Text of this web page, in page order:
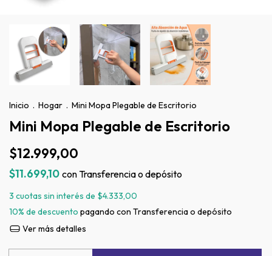
Inicio . Hogar . Mini Mopa Plegable de Escritorio
Mini Mopa Plegable de Escritorio
$12.999,00
$11.699,10 conTransferencia o depósito
3 cuotas sin interés de $4.333,00
10% de descuento pagando con Transferencia o depósito
Ver más detalles